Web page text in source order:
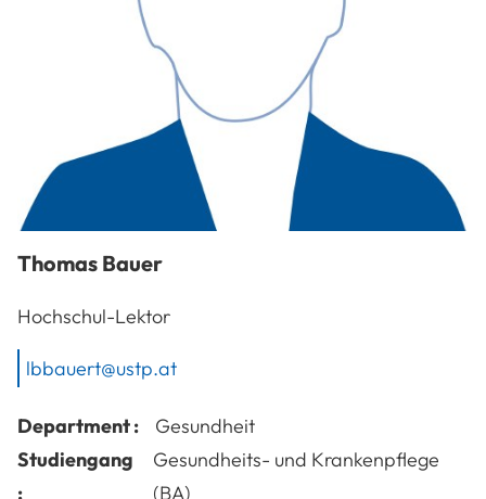
Thomas Bauer
Hochschul-Lektor
lbbauert@ustp.at
Department :
Gesundheit
Studiengang
:
Gesundheits- und Krankenpflege
(BA)